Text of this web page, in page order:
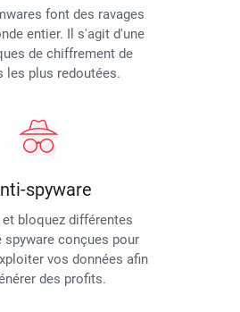
font des ravages
entier. Il s'agit d'une
de chiffrement de
les plus redoutées.
spyware
et bloquez différentes
spyware conçues pour
vos données afin
des profits.